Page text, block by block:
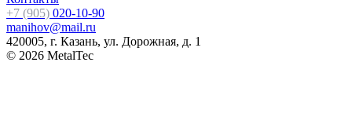
+7 (905) 020-10-90
manihov@mail.ru
420005, г. Казань, ул. Дорожная, д. 1
© 2026 MetalTec